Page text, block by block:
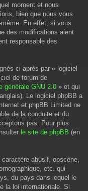
moment et nous
bien que nous vous
En effet, si vous
des modifications aient
responsable des
ci-après par « logiciel
de forum de
générale GNU 2.0 » et qui
Le logiciel phpBB a
et phpBB Limited ne
de la conduite et du
pas. Pour plus
le site de phpBB (en
abusif, obscène,
etc. qui
du pays dans lequel le
la loi internationale. Si